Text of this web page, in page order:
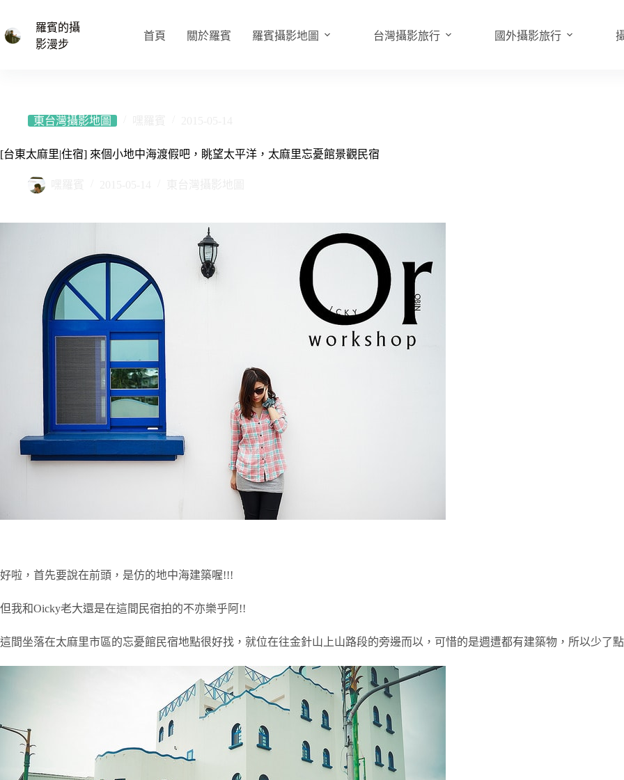
主
羅賓的攝
影漫步
首頁 關於羅賓 羅賓攝影地圖 台灣攝影旅行 國外攝影旅行
東台灣攝影地圖
[台東太麻里|住宿] 來個小地中海渡假吧，眺望太平洋，太麻里忘憂館景觀民宿
好啦，首先要說在前頭，是仿的地中海建築喔!!!
但我和Oicky老大還是在這間民宿拍的不亦樂乎阿!!
這間坐落在太麻里市區的忘憂館民宿地點很好找，就位在往金針山上山路段的旁邊而以，可惜的是週遭都有建築物，所以少了